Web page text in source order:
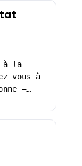
à la
vous à
–…